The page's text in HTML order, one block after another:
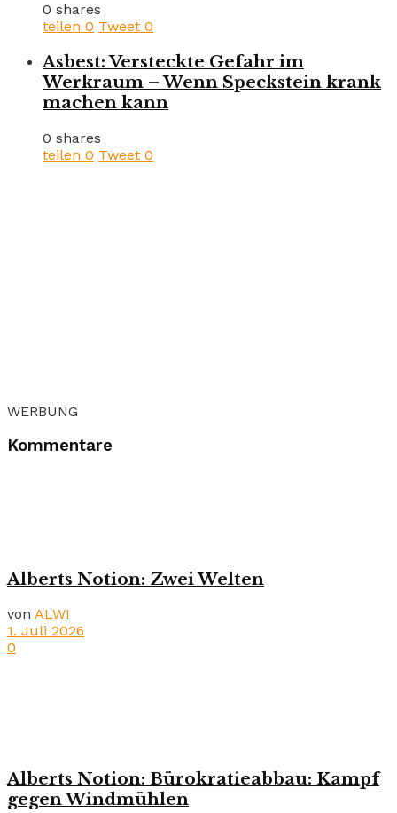
0 shares
teilen 0 Tweet 0
Asbest: Versteckte Gefahr im
Werkraum – Wenn Speckstein krank
machen kann
0 shares
teilen 0 Tweet 0
WERBUNG
Kommentare
Alberts Notion: Zwei Welten
von ALWI
1. Juli 2026
0
Alberts Notion: Bürokratieabbau: Kampf
gegen Windmühlen